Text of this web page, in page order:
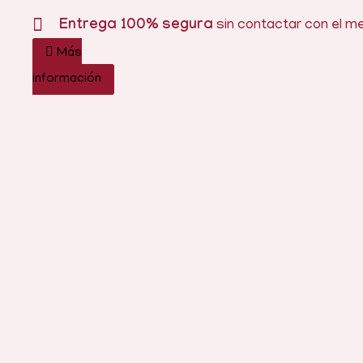
Entrega 100% segura sin contactar con el
Más
información